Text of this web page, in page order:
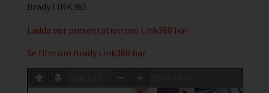
Brady LINK365
Ladda ner presentation om Link360 här
Se film om Brady Link360 här